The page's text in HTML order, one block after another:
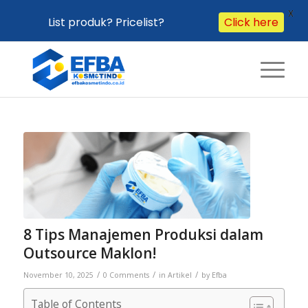
8 Tips Manajemen Produksi dalam
Outsource Maklon!
November 10, 2025 / 0 Comments / in Artikel / by Efba
Table of Contents
List produk? Pricelist? Click here
X